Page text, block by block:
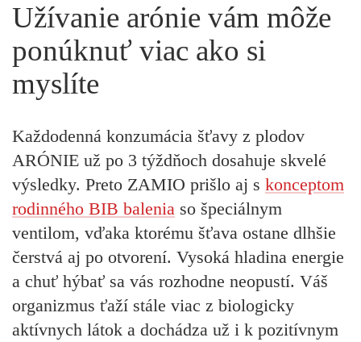
Užívanie arónie vám môže
ponúknuť viac ako si
myslíte
Každodenná konzumácia šťavy z plodov
ARÓNIE už po 3 týždňoch dosahuje skvelé
výsledky. Preto ZAMIO prišlo aj s konceptom
rodinného BIB balenia so špeciálnym
ventilom, vďaka ktorému šťava ostane dlhšie
čerstvá aj po otvorení. Vysoká hladina energie
a chuť hýbať sa vás rozhodne neopustí. Váš
organizmus ťaží stále viac z biologicky
aktívnych látok a dochádza už i k pozitívnym